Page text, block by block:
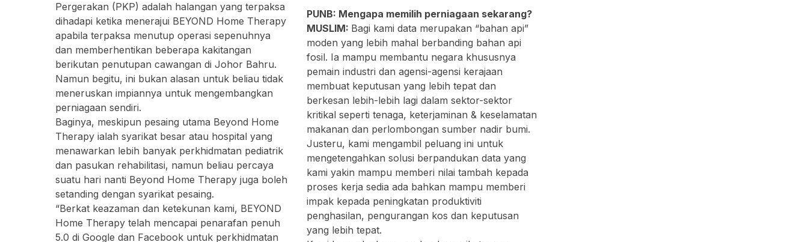
Pergerakan (PKP) adalah halangan yang terpaksa
dihadapi ketika menerajui BEYOND Home Therapy
apabila terpaksa menutup operasi sepenuhnya
dan memberhentikan beberapa kakitangan
berikutan penutupan cawangan di Johor Bahru.
Namun begitu, ini bukan alasan untuk beliau tidak
meneruskan impiannya untuk mengembangkan
perniagaan sendiri.
Baginya, meskipun pesaing utama Beyond Home
Therapy ialah syarikat besar atau hospital yang
menawarkan lebih banyak perkhidmatan pediatrik
dan pasukan rehabilitasi, namun beliau percaya
suatu hari nanti Beyond Home Therapy juga boleh
setanding dengan syarikat pesaing.
“Berkat keazaman dan ketekunan kami, BEYOND
Home Therapy telah mencapai penarafan penuh
5.0 di Google dan Facebook untuk perkhidmatan
PUNB: Mengapa memilih perniagaan sekarang?
MUSLIM: Bagi kami data merupakan “bahan api”
moden yang lebih mahal berbanding bahan api
fosil. Ia mampu membantu negara khususnya
pemain industri dan agensi-agensi kerajaan
membuat keputusan yang lebih tepat dan
berkesan lebih-lebih lagi dalam sektor-sektor
kritikal seperti tenaga, keterjaminan & keselamatan
makanan dan perlombongan sumber nadir bumi.
Justeru, kami mengambil peluang ini untuk
mengetengahkan solusi berpandukan data yang
kami yakin mampu memberi nilai tambah kepada
proses kerja sedia ada bahkan mampu memberi
impak kepada peningkatan produktiviti
penghasilan, pengurangan kos dan keputusan
yang lebih tepat.